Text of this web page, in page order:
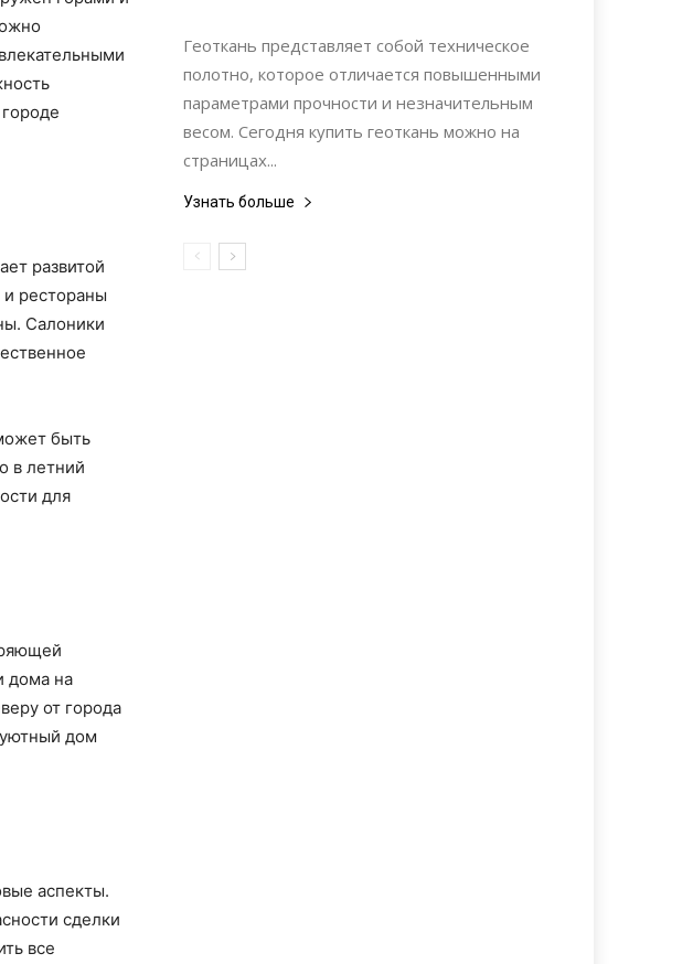
развитой
рестораны
Салоники
быть
в летний
для
дома на
от города
дом
аспекты.
сделки
все
Геоткань представляет собой техническое
полотно, которое отличается повышенными
параметрами прочности и незначительным
весом. Сегодня купить геоткань можно на
страницах...
Узнать больше